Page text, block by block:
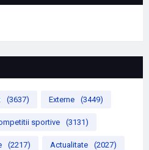
(3637) Externe (3449)
sportive (3131)
(2217) Actualitate (2027)